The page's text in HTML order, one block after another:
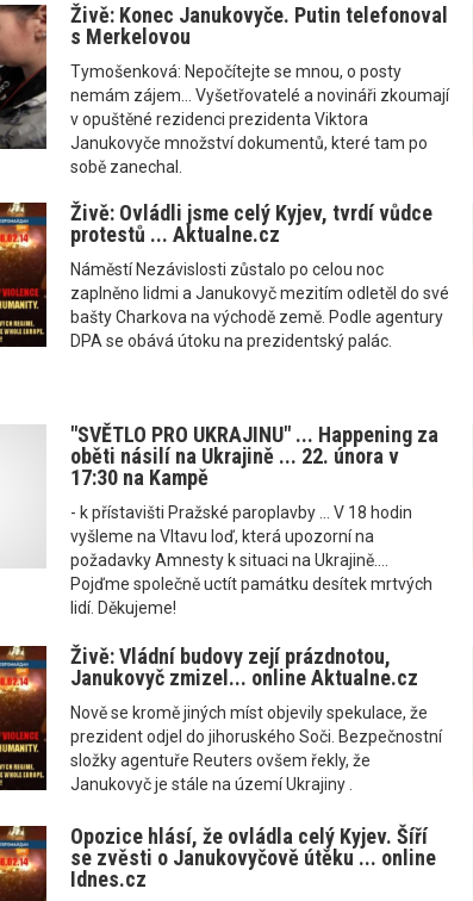
Živě: Konec Janukovyče. Putin telefonoval
s Merkelovou
Tymošenková: Nepočítejte se mnou, o posty
nemám zájem... Vyšetřovatelé a novináři zkoumají
v opuštěné rezidenci prezidenta Viktora
Janukovyče množství dokumentů, které tam po
sobě zanechal.
Živě: Ovládli jsme celý Kyjev, tvrdí vůdce
protestů ... Aktualne.cz
Náměstí Nezávislosti zůstalo po celou noc
zaplněno lidmi a Janukovyč mezitím odletěl do své
bašty Charkova na východě země. Podle agentury
DPA se obává útoku na prezidentský palác.
"SVĚTLO PRO UKRAJINU" ... Happening za
oběti násilí na Ukrajině ... 22. února v
17:30 na Kampě
- k přístavišti Pražské paroplavby ... V 18 hodin
vyšleme na Vltavu loď, která upozorní na
požadavky Amnesty k situaci na Ukrajině....
Pojďme společně uctít památku desítek mrtvých
lidí. Děkujeme!
Živě: Vládní budovy zejí prázdnotou,
Janukovyč zmizel... online Aktualne.cz
Nově se kromě jiných míst objevily spekulace, že
prezident odjel do jihoruského Soči. Bezpečnostní
složky agentuře Reuters ovšem řekly, že
Janukovyč je stále na území Ukrajiny .
Opozice hlásí, že ovládla celý Kyjev. Šíří
se zvěsti o Janukovyčově útěku ... online
Idnes.cz